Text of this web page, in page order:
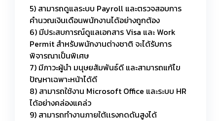
5) สามารถดูแลระบบ Payroll และตรวจสอบการ
คำนวณเงินเดือนพนักงานได้อย่างถูกต้อง
6) มีประสบการณ์ดูแลเอกสาร Visa และ Work
Permit สำหรับพนักงานต่างชาติ จะได้รับการ
พิจารณาเป็นพิเศษ
7) มีภาวะผู้นำ มนุษยสัมพันธ์ดี และสามารถแก้ไข
ปัญหาเฉพาะหน้าได้ดี
8) สามารถใช้งาน Microsoft Office และระบบ HR
ได้อย่างคล่องแคล่ว
9) สามารถทำงานภายใต้เเรงกดดันสูงได้